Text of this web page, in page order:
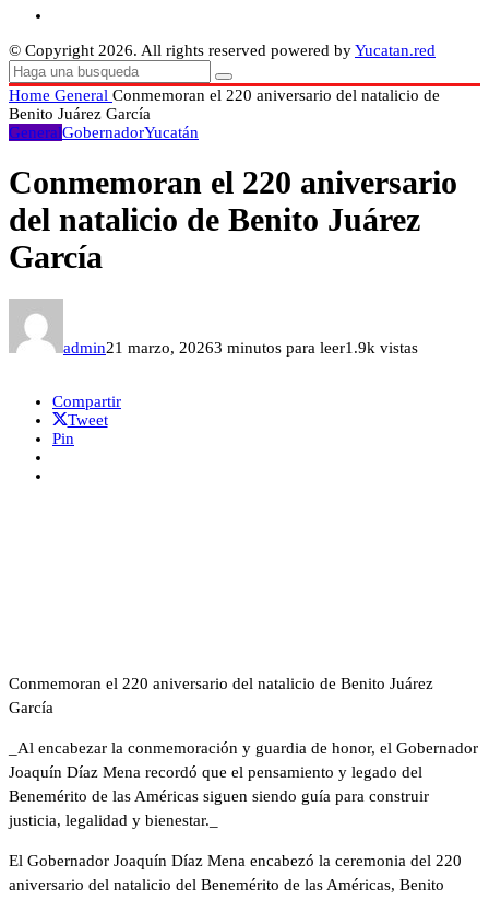
© Copyright 2026. All rights reserved powered byYucatan.red
Home General Conmemoran el 220 aniversario del natalicio de
Benito Juárez García
GeneralGobernadorYucatán
Conmemoran el 220 aniversario
del natalicio de Benito Juárez
García
admin21 marzo, 20263 minutos para leer1.9k vistas
Compartir
Tweet
Pin
Conmemoran el 220 aniversario del natalicio de Benito Juárez
García
_Al encabezar la conmemoración y guardia de honor, el Gobernador
Joaquín Díaz Mena recordó que el pensamiento y legado del
Benemérito de las Américas siguen siendo guía para construir
justicia, legalidad y bienestar._
El Gobernador Joaquín Díaz Mena encabezó la ceremonia del 220
aniversario del natalicio del Benemérito de las Américas, Benito